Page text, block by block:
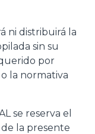
ni distribuirá la
sin su
por
la normativa
se reserva el
la presente